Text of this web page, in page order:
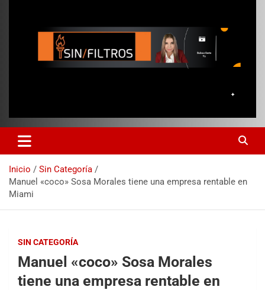
Inicio
Sin Categoría
Manuel «coco» Sosa Morales tiene una empresa rentable en
Miami
SIN CATEGORÍA
Manuel «coco» Sosa Morales
tiene una empresa rentable en